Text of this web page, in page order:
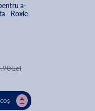
a-
- Roxie
Lei